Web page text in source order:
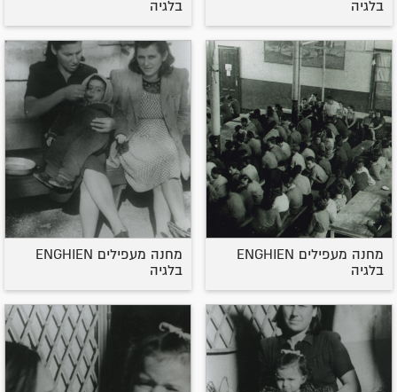
בלגיה
בלגיה
מחנה מעפילים ENGHIEN
בלגיה
מחנה מעפילים ENGHIEN
בלגיה